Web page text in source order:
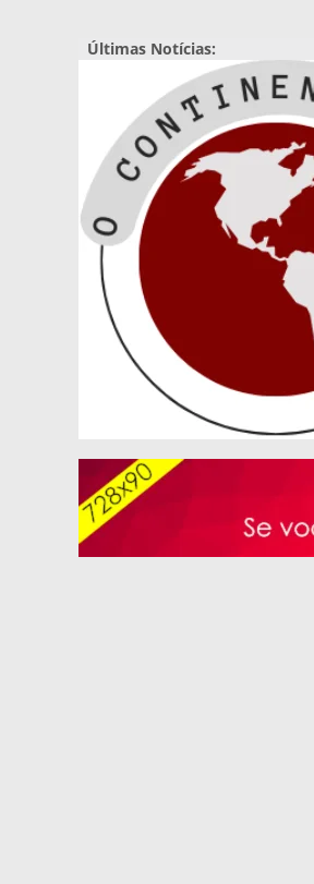
para
conteúdo
Últimas Notícias: